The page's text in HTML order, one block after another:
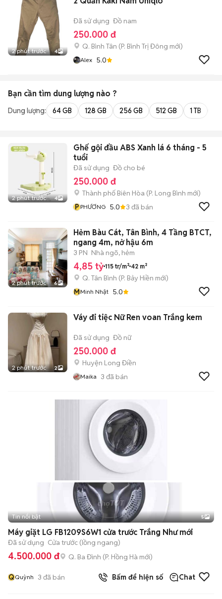
2 phút trước 4
Đã sử dụng Đồ nam
250.000 đ
Q. Bình Tân (P. Bình Trị Đông mới)
Alex 5.0
Bạn cần tìm dung lượng nào ?
Dung lượng: 64 GB 128 GB 256 GB 512 GB 1 TB
2 phút trước 4
Ghế gội đầu ABS Xanh lá 6 tháng - 5
tuổi
Đã sử dụng Đồ cho bé
250.000 đ
Thành phố Biên Hòa (P. Long Bình mới)
P PHƯƠNG 5.0 3 đã bán
2 phút trước 6
Hẻm Bàu Cát, Tân Bình, 4 Tầng BTCT,
ngang 4m, nở hậu 6m
3 PN Nhà ngõ, hẻm
4,85 tỷ 115 tr/m² 42 m²
Q. Tân Bình (P. Bảy Hiền mới)
MMinh Nhật 5.0
2 phút trước 2
Váy đi tiệc Nữ Ren voan Trắng kem
Đã sử dụng Đồ nữ
250.000 đ
Huyện Long Điền
Maika 3 đã bán
Tin nổi bật 5
Máy giặt LG FB1209S6W1 cửa trước Trắng Như mới
Đã sử dụng Cửa trước (lồng ngang)
4.500.000 đ Q. Ba Đình (P. Hồng Hà mới)
QQuỳnh 3 đã bán Bấm để hiện số Chat